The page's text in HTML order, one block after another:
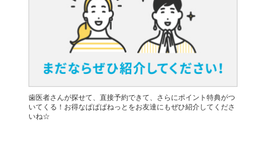
歯医者さんが探せて、直接予約できて、さらにポイント特典がつ
いてくる！お得なぱぱぱねっとをお友達にもぜひ紹介してくださ
いね☆